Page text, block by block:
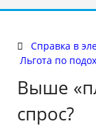
Справка в
Льгота по
Выше
спрос?